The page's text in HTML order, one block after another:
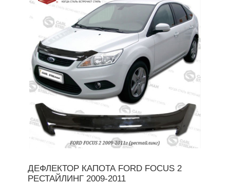
ДЕФЛЕКТОР КАПОТА FORD FOCUS 2
РЕСТАЙЛИНГ 2009-2011